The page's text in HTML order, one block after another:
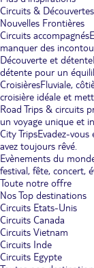
Circuits & Découvertes
Nouvelles Frontières
Circuits accompagnés
manquer des
Découverte et détente
détente pour un
CroisièresFluviale,
croisière idéale et
Road Trips & circuits
un voyage unique et
City TripsEvadez-
avez toujours rêvé.
Evènements du
festival, fête, concert,
Toute notre offre
Nos Top destinations
Circuits Etats-Unis
Circuits Canada
Circuits Vietnam
Circuits Inde
Circuits Egypte